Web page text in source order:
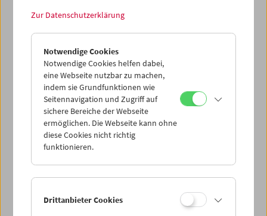
< Vorherige Woche
Mo 3.5.
Di 4.5.
Mi 5.5.
Do 6.5.
Zur Datenschutzerklärung
Notwendige Cookies
Notwendige Cookies helfen dabei,
eine Webseite nutzbar zu machen,
indem sie Grundfunktionen wie
Seitennavigation und Zugriff auf
sichere Bereiche der Webseite
ermöglichen. Die Webseite kann ohne
diese Cookies nicht richtig
funktionieren.
Drittanbieter Cookies